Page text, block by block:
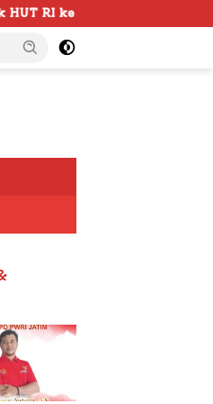
Dimulai, Bupati Fauzi Awali